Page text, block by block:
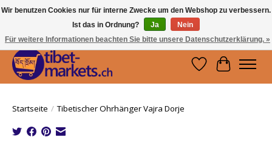
Handwerkskunst vom Dach der Welt.
Holen Sie sich ein Stück Tibet.
Wunschzettel
Ihr
Startseite / Tibetischer Ohrhänger Vajra Dorje
Wir benutzen Cookies nur für interne Zwecke um den Webshop zu verbessern.
Ist das in Ordnung?
Ja
Nein
Für weitere Informationen beachten Sie bitte unsere Datenschutzerklärung. »